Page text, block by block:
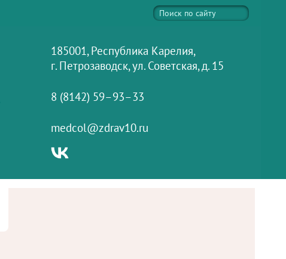
185001, Республика Карелия,
г. Петрозаводск, ул. Советская, д. 15
8 (8142) 59–93–33
medcol@zdrav10.ru